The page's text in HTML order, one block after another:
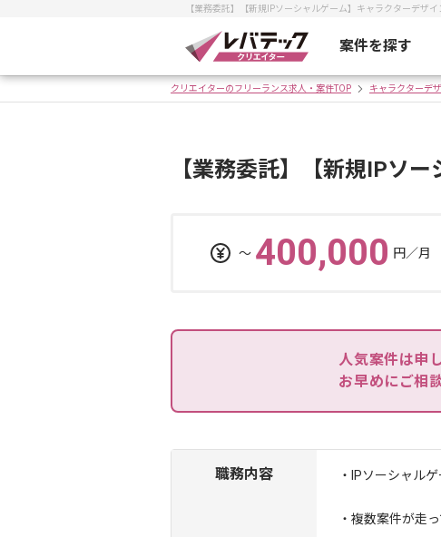
【業務委託】【新規IPソーシャルゲーム】キャラクターデザ
案件を探す
クリエイターのフリーランス求人・案件TOP キャラクターデ
【業務委託】【新規IPソ
〜 400,000 円／月
人気案件は申
お早めにご相
職務内容 ・IPソーシャル
・複数案件が走